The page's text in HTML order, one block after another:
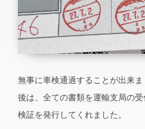
無事に車検通過することが出来ま
後は、全ての書類を運輸支局の
検証を発行してくれました。